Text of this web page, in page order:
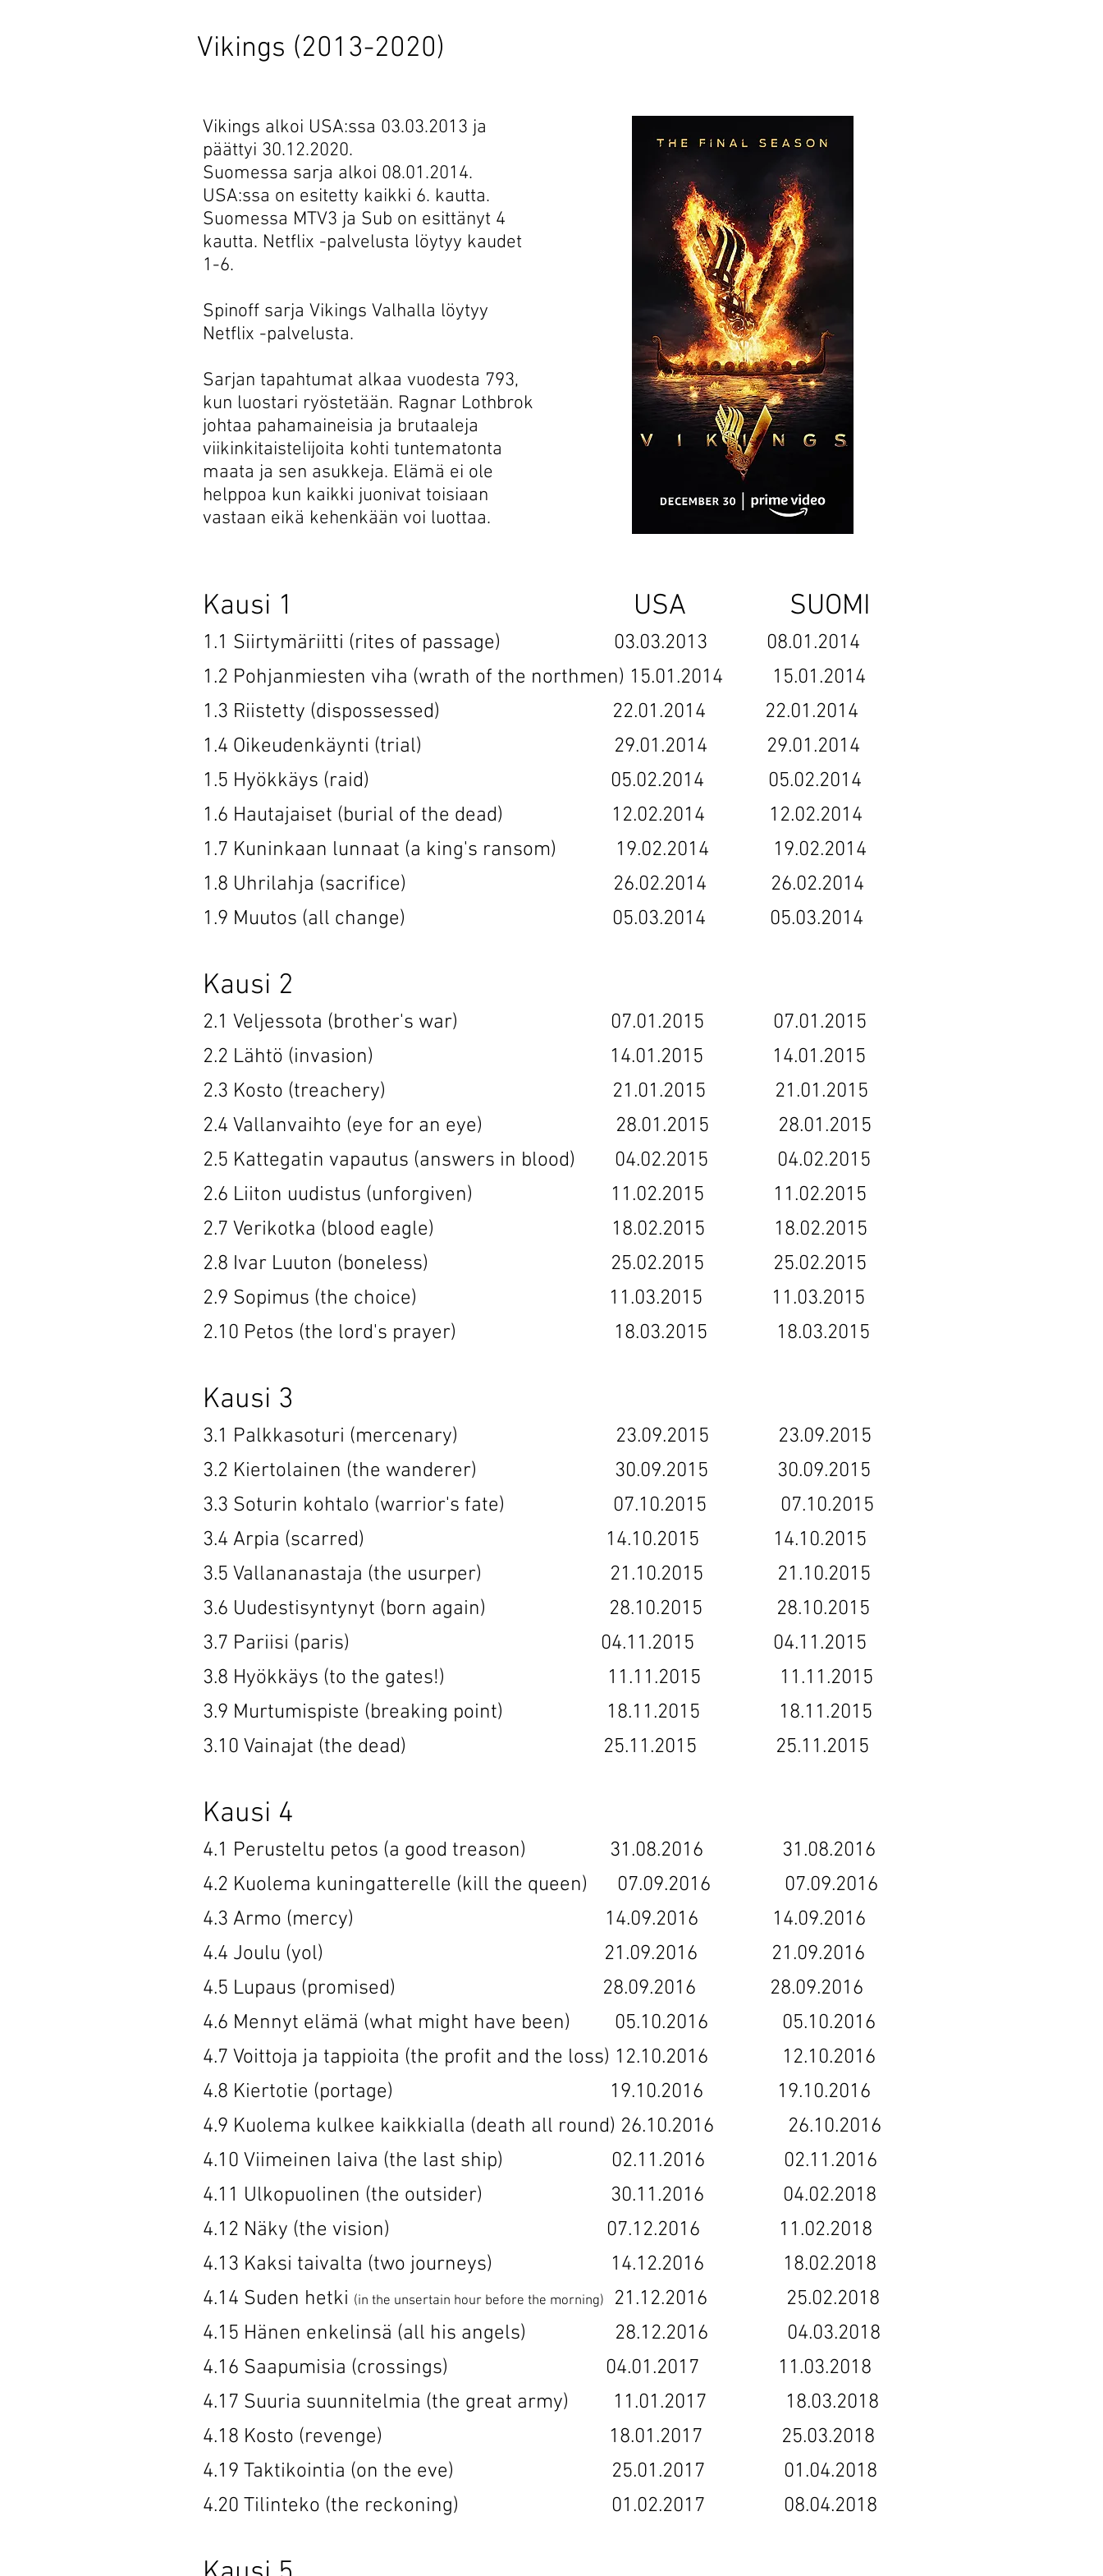
Vikings (2013-2020)
Vikings alkoi USA:ssa 03.03.2013 ja
päättyi 30.12.2020.
Suomessa sarja alkoi 08.01.2014.
USA:ssa on esitetty kaikki 6. kautta.
Suomessa MTV3 ja Sub on esittänyt 4
kautta. Netflix -palvelusta löytyy kaudet
1-6.
Spinoff sarja Vikings Valhalla löytyy
Netflix -palvelusta.
Sarjan tapahtumat alkaa vuodesta 793,
kun luostari ryöstetään. Ragnar Lothbrok
johtaa pahamaineisia ja brutaaleja
viikinkitaistelijoita kohti tuntematonta
maata ja sen asukkeja. Elämä ei ole
helppoa kun kaikki juonivat toisiaan
vastaan eikä kehenkään voi luottaa.
Kausi 1 USA SUOMI
1.1 Siirtymäriitti (rites of passage) 03.03.2013 08.01.2014
1.2 Pohjanmiesten viha (wrath of the northmen) 15.01.2014 15.01.2014
1.3 Riistetty (dispossessed) 22.01.2014 22.01.2014
1.4 Oikeudenkäynti (trial) 29.01.2014 29.01.2014
1.5 Hyökkäys (raid) 05.02.2014 05.02.2014
1.6 Hautajaiset (burial of the dead) 12.02.2014 12.02.2014
1.7 Kuninkaan lunnaat (a king's ransom) 19.02.2014 19.02.2014
1.8 Uhrilahja (sacrifice) 26.02.2014 26.02.2014
1.9 Muutos (all change) 05.03.2014 05.03.2014
Kausi 2
2.1 Veljessota (brother's war) 07.01.2015 07.01.2015
2.2 Lähtö (invasion) 14.01.2015 14.01.2015
2.3 Kosto (treachery) 21.01.2015 21.01.2015
2.4 Vallanvaihto (eye for an eye) 28.01.2015 28.01.2015
2.5 Kattegatin vapautus (answers in blood) 04.02.2015 04.02.2015
2.6 Liiton uudistus (unforgiven) 11.02.2015 11.02.2015
2.7 Verikotka (blood eagle) 18.02.2015 18.02.2015
2.8 Ivar Luuton (boneless) 25.02.2015 25.02.2015
2.9 Sopimus (the choice) 11.03.2015 11.03.2015
2.10 Petos (the lord's prayer) 18.03.2015 18.03.2015
Kausi 3
3.1 Palkkasoturi (mercenary) 23.09.2015 23.09.2015
3.2 Kiertolainen (the wanderer) 30.09.2015 30.09.2015
3.3 Soturin kohtalo (warrior's fate) 07.10.2015 07.10.2015
3.4 Arpia (scarred) 14.10.2015 14.10.2015
3.5 Vallananastaja (the usurper) 21.10.2015 21.10.2015
3.6 Uudestisyntynyt (born again) 28.10.2015 28.10.2015
3.7 Pariisi (paris) 04.11.2015 04.11.2015
3.8 Hyökkäys (to the gates!) 11.11.2015 11.11.2015
3.9 Murtumispiste (breaking point) 18.11.2015 18.11.2015
3.10 Vainajat (the dead) 25.11.2015 25.11.2015
Kausi 4
4.1 Perusteltu petos (a good treason) 31.08.2016 31.08.2016
4.2 Kuolema kuningatterelle (kill the queen) 07.09.2016 07.09.2016
4.3 Armo (mercy) 14.09.2016 14.09.2016
4.4 Joulu (yol) 21.09.2016 21.09.2016
4.5 Lupaus (promised) 28.09.2016 28.09.2016
4.6 Mennyt elämä (what might have been) 05.10.2016 05.10.2016
4.7 Voittoja ja tappioita (the profit and the loss) 12.10.2016 12.10.2016
4.8 Kiertotie (portage) 19.10.2016 19.10.2016
4.9 Kuolema kulkee kaikkialla (death all round) 26.10.2016 26.10.2016
4.10 Viimeinen laiva (the last ship) 02.11.2016 02.11.2016
4.11 Ulkopuolinen (the outsider) 30.11.2016 04.02.2018
4.12 Näky (the vision) 07.12.2016 11.02.2018
4.13 Kaksi taivalta (two journeys) 14.12.2016 18.02.2018
4.14 Suden hetki (in the unsertain hour before the morning) 21.12.2016 25.02.2018
4.15 Hänen enkelinsä (all his angels) 28.12.2016 04.03.2018
4.16 Saapumisia (crossings) 04.01.2017 11.03.2018
4.17 Suuria suunnitelmia (the great army) 11.01.2017 18.03.2018
4.18 Kosto (revenge) 18.01.2017 25.03.2018
4.19 Taktikointia (on the eve) 25.01.2017 01.04.2018
4.20 Tilinteko (the reckoning) 01.02.2017 08.04.2018